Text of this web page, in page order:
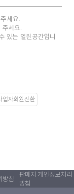
세요.
주세요.
있는 열린공간입니
업자회원전환
방침
판매자 개인정보처리
방침